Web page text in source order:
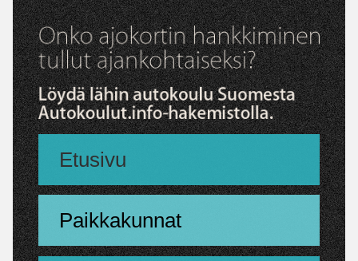
Etusivu
Paikkakunnat